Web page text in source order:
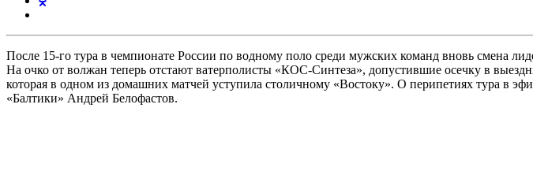
После 15-го тура в чемпионате России по водному поло среди мужских команд вновь смена
На очко от волжан теперь отстают ватерполисты «КОС-Синтеза», допустившие осечку в
которая в одном из домашних матчей уступила столичному «Востоку». О перипетиях тура в
«Балтики» Андрей Белофастов.